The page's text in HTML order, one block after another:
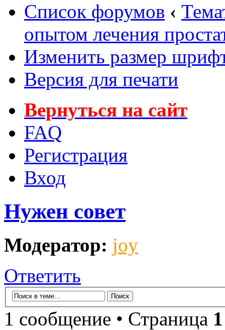
Список форумов ‹
опытом лечения
Изменить размер
Версия для печати
Вернуться на сайт
FAQ
Регистрация
Вход
Нужен совет
Модератор: joy
Ответить
1 сообщение • Страница 1